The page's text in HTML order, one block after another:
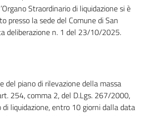
Straordinario di liquidazione si è
presso la sede del Comune di San
deliberazione n. 1 del 23/10/2025.
del piano di rilevazione della massa
254, comma 2, del D.Lgs. 267/2000,
di liquidazione, entro 10 giorni dalla data